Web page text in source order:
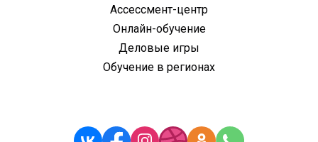
Ассессмент-центр
Онлайн-обучение
Деловые игры
Обучение в регионах